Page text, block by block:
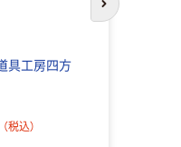
具工房四方
（税込）
次のスライド